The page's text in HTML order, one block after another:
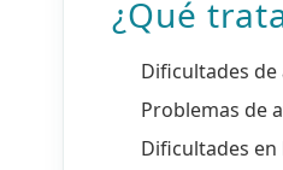
¿Qué
Dificultades
Problemas de
Dificultades